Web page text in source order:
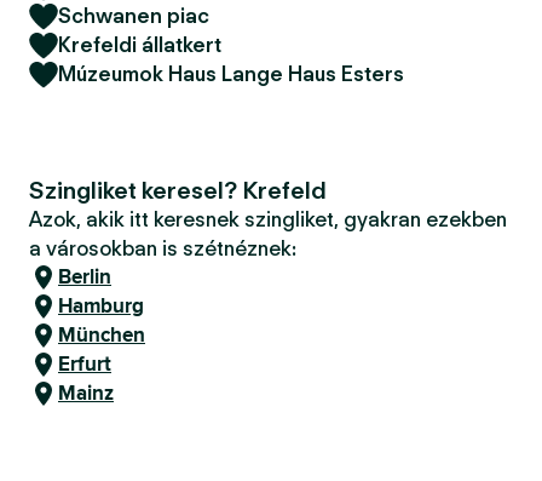
Schwanen piac
Krefeldi állatkert
Múzeumok Haus Lange Haus Esters
Szingliket keresel? Krefeld
Azok, akik itt keresnek szingliket, gyakran ezekben
a városokban is szétnéznek:
Berlin
Hamburg
München
Erfurt
Mainz